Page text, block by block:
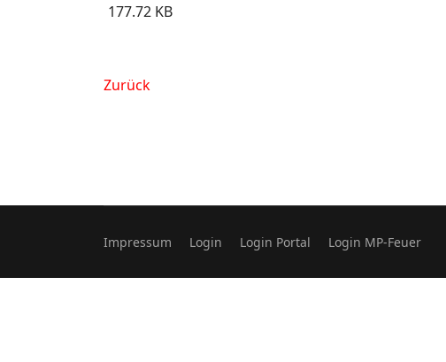
177.72 KB
Zurück
Impressum Login Login Portal Login MP-Feuer